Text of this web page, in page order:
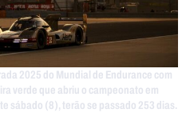
2025 do Mundial de Endurance com
verde que abriu o campeonato em
sábado (8), terão se passado 253 dias.